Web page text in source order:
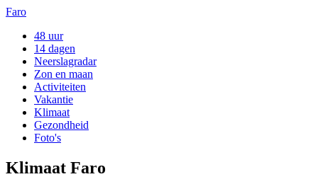
Faro
48 uur
14 dagen
Neerslagradar
Zon en maan
Activiteiten
Vakantie
Klimaat
Gezondheid
Foto's
Klimaat Faro